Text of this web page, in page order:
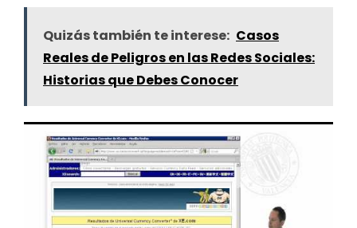
Quizás también te interese: Casos
Reales de Peligros en las Redes Sociales:
Historias que Debes Conocer